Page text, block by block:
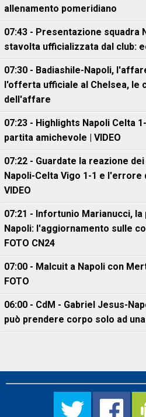
allenamento pomeridiano
07:43 - Presentazione squadra
stavolta ufficializzata dal club:
07:30 - Badiashile-Napoli,
l'offerta ufficiale al Chelsea, le
dell'affare
07:23 - Highlights Napoli Celta
partita amichevole | VIDEO
07:22 - Guardate la reazione
Napoli-Celta Vigo 1-1 e l'errore
VIDEO
07:21 - Infortunio Marianucci, la
Napoli: l'aggiornamento sulle
FOTO CN24
07:00 - Malcuit a Napoli con
FOTO
06:00 - CdM - Gabriel Jesus-
può prendere corpo solo ad